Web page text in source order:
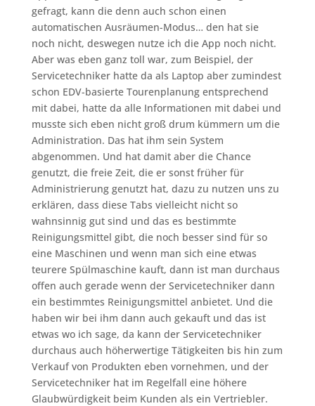
gefragt, kann die denn auch schon einen
automatischen Ausräumen-Modus… den hat sie
noch nicht, deswegen nutze ich die App noch nicht.
Aber was eben ganz toll war, zum Beispiel, der
Servicetechniker hatte da als Laptop aber zumindest
schon EDV-basierte Tourenplanung entsprechend
mit dabei, hatte da alle Informationen mit dabei und
musste sich eben nicht groß drum kümmern um die
Administration. Das hat ihm sein System
abgenommen. Und hat damit aber die Chance
genutzt, die freie Zeit, die er sonst früher für
Administrierung genutzt hat, dazu zu nutzen uns zu
erklären, dass diese Tabs vielleicht nicht so
wahnsinnig gut sind und das es bestimmte
Reinigungsmittel gibt, die noch besser sind für so
eine Maschinen und wenn man sich eine etwas
teurere Spülmaschine kauft, dann ist man durchaus
offen auch gerade wenn der Servicetechniker dann
ein bestimmtes Reinigungsmittel anbietet. Und die
haben wir bei ihm dann auch gekauft und das ist
etwas wo ich sage, da kann der Servicetechniker
durchaus auch höherwertige Tätigkeiten bis hin zum
Verkauf von Produkten eben vornehmen, und der
Servicetechniker hat im Regelfall eine höhere
Glaubwürdigkeit beim Kunden als ein Vertriebler.